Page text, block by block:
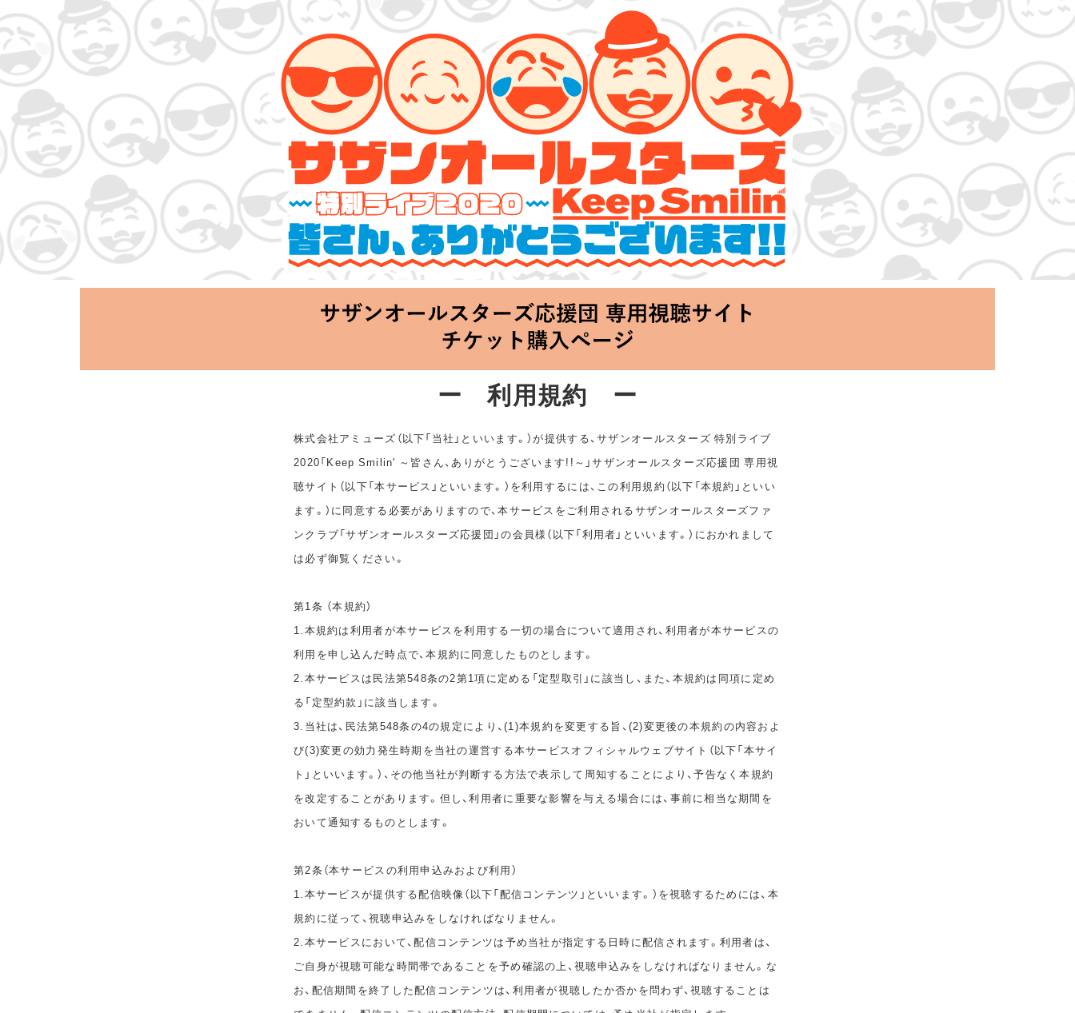
サザンオールスターズ 特別ライブ 2020
「Keep Smilin’～皆さん、ありがとうございます!!～」
2020.06.25 Thu 20:00 Start at 横浜アリーナ
ー 利用規約 ー
株式会社アミューズ（以下「当社」といいます。）が提供する、サザンオールスターズ 特別ライブ
2020「Keep Smilin' ～皆さん、ありがとうございます!!～」サザンオールスターズ応援団 専用視
聴サイト（以下「本サービス」といいます。）を利用するには、この利用規約（以下「本規約」といい
ます。）に同意する必要がありますので、本サービスをご利用されるサザンオールスターズファ
ンクラブ「サザンオールスターズ応援団」の会員様（以下「利用者」といいます。）におかれまして
は必ず御覧ください。
第1条 （本規約）
1.本規約は利用者が本サービスを利用する一切の場合について適用され、利用者が本サービスの
利用を申し込んだ時点で、本規約に同意したものとします。
2.本サービスは民法第548条の2第1項に定める「定型取引」に該当し、また、本規約は同項に定め
る「定型約款」に該当します。
3.当社は、民法第548条の4の規定により、(1)本規約を変更する旨、(2)変更後の本規約の内容およ
び(3)変更の効力発生時期を当社の運営する本サービスオフィシャルウェブサイト（以下「本サイ
ト」といいます。）、その他当社が判断する方法で表示して周知することにより、予告なく本規約
を改定することがあります。但し、利用者に重要な影響を与える場合には、事前に相当な期間を
おいて通知するものとします。
第2条（本サービスの利用申込みおよび利用）
1.本サービスが提供する配信映像（以下「配信コンテンツ」といいます。）を視聴するためには、本
規約に従って、視聴申込みをしなければなりません。
2.本サービスにおいて、配信コンテンツは予め当社が指定する日時に配信されます。利用者は、
ご自身が視聴可能な時間帯であることを予め確認の上、視聴申込みをしなければなりません。な
お、配信期間を終了した配信コンテンツは、利用者が視聴したか否かを問わず、視聴することは